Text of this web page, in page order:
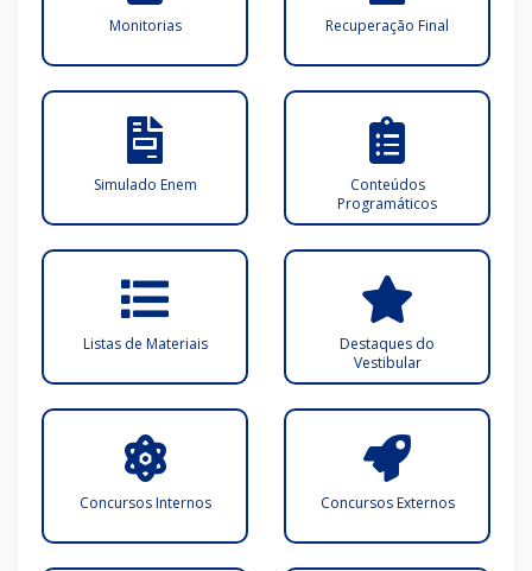
Monitorias Recuperação Final
Simulado Enem
Conteúdos
Programáticos
Listas de Materiais
Destaques do
Vestibular
Concursos Internos Concursos Externos